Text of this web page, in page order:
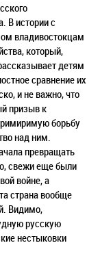
В истории с
владивостокцам
который,
детям
сравнение их
и не важно, что
призыв к
борьбу
над ним.
превращать
свежи еще были
войне, а
страна вообще
Видимо,
русскую
нестыковки